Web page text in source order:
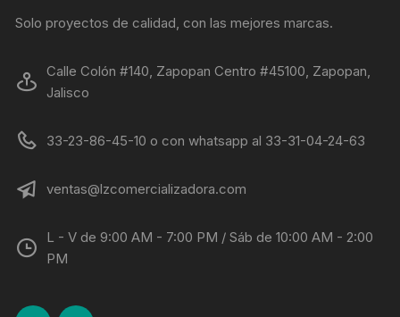
Solo proyectos de calidad, con las mejores marcas.
Calle Colón #140, Zapopan Centro #45100, Zapopan,
Jalisco
33-23-86-45-10 o con whatsapp al 33-31-04-24-63
ventas@lzcomercializadora.com
L - V de 9:00 AM - 7:00 PM / Sáb de 10:00 AM - 2:00
PM